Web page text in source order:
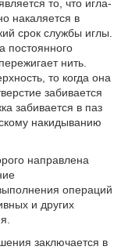
то, что игла-
накаляется в
срок службы иглы.
постоянного
нить.
то когда она
забивается
забивается в паз
накидыванию
направлена
операций
и других
заключается в